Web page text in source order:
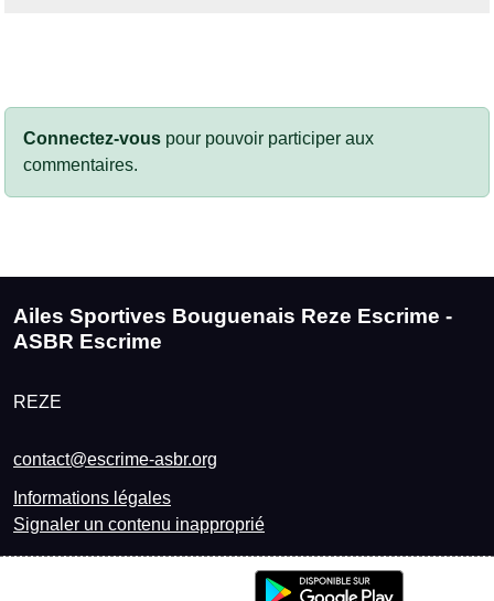
Connectez-vous pour pouvoir participer aux
commentaires.
Ailes Sportives Bouguenais Reze Escrime -
ASBR Escrime
REZE
contact@escrime-asbr.org
Informations légales
Signaler un contenu inapproprié